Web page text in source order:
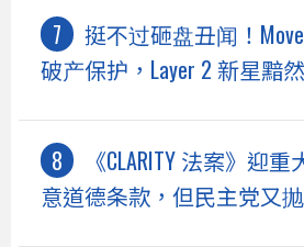
挺不过砸盘丑闻！
破产保护，Layer 2 新星黯
《CLARITY 法案》迎
意道德条款，但民主党又